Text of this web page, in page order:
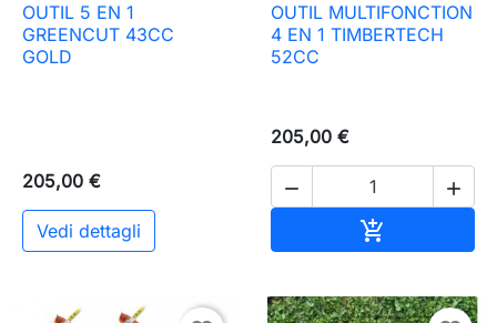
OUTIL 5 EN 1
GREENCUT 43CC
GOLD
205,00 €
Vedi dettagli
OUTIL MULTIFONCTION
4 EN 1 TIMBERTECH
52CC
205,00 €
 
